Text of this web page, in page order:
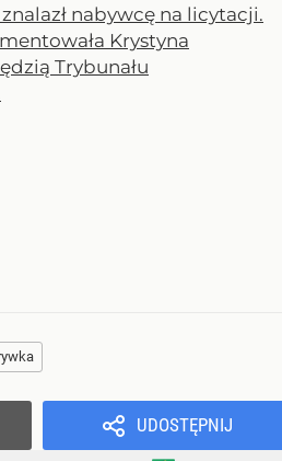
nabywcę na licytacji.
Krystyna
Trybunału
UDOSTĘPNIJ